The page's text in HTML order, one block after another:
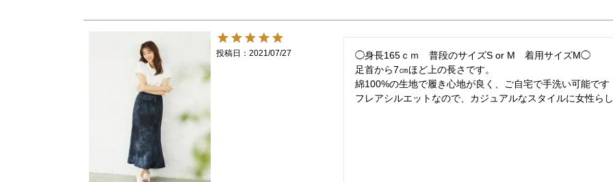
投稿日 2021/07/27
◯身長165ｃｍ　普段のサイズS or M　着用サイズM◯
足首から7㎝ほど上の長さです。
綿100%の生地で履き心地が良く、ご自宅で手洗い可能です